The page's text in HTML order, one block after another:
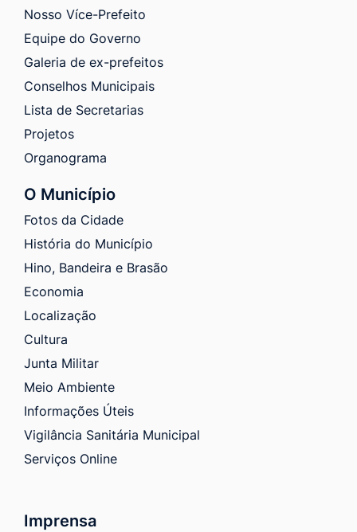
Nosso Více-Prefeito
Equipe do Governo
Galeria de ex-prefeitos
Conselhos Municipais
Lista de Secretarias
Projetos
Organograma
O Município
Fotos da Cidade
História do Município
Hino, Bandeira e Brasão
Economia
Localização
Cultura
Junta Militar
Meio Ambiente
Informações Úteis
Vigilância Sanitária Municipal
Serviços Online
Imprensa